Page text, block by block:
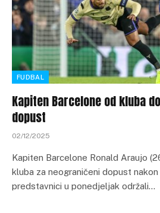
FUDBAL
Kapiten Barcelone od kluba
dopust
02/12/2025
Kapiten Barcelone Ronald Araujo
kluba za neograničeni dopust
predstavnici u ponedjeljak održali…